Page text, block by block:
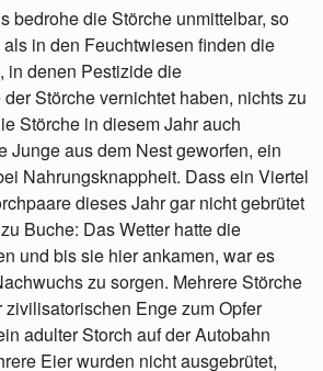
bedrohe die Störche unmittelbar, so
in den Feuchtwiesen finden die
in denen Pestizide die
Störche vernichtet haben, nichts zu
Störche in diesem Jahr auch
Junge aus dem Nest geworfen, ein
Nahrungsknappheit. Dass ein Viertel
dieses Jahr gar nicht gebrütet
Buche: Das Wetter hatte die
und bis sie hier ankamen, war es
zu sorgen. Mehrere Störche
Enge zum Opfer
adulter Storch auf der Autobahn
Eier wurden nicht ausgebrütet,